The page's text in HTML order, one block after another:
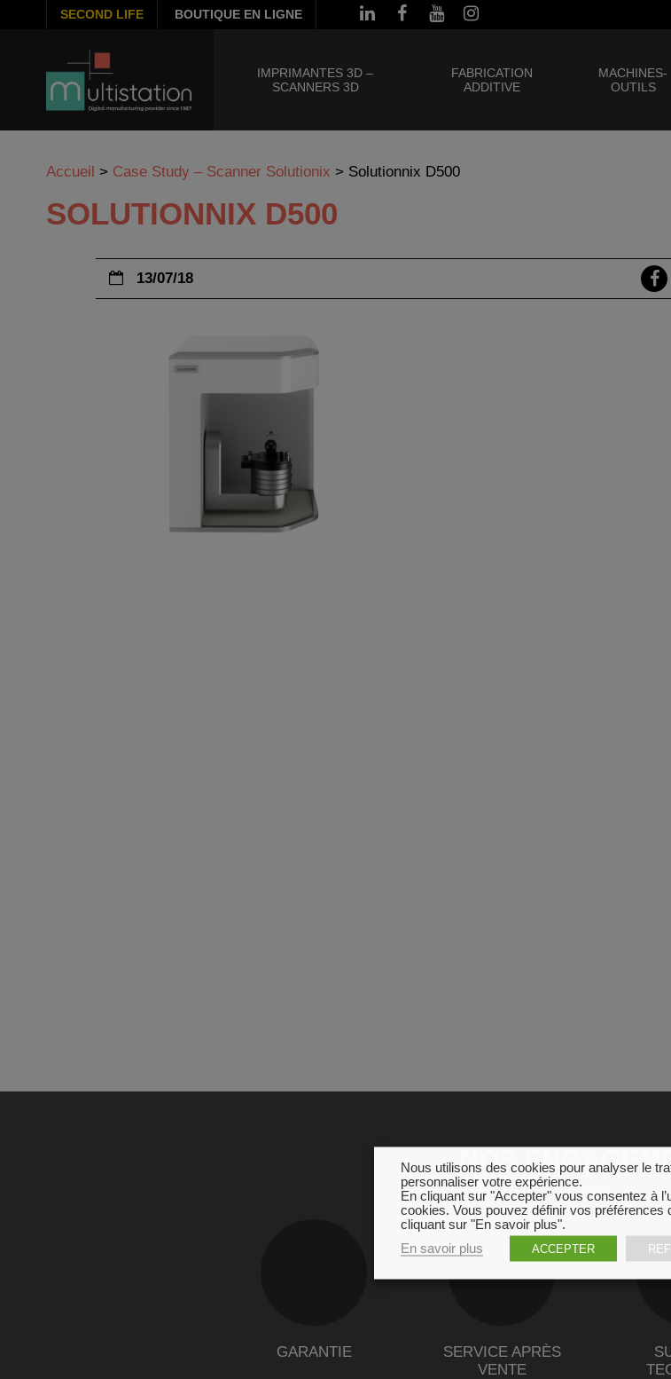
SECOND LIFE BOUTIQUE EN LIGNE
IMPRIMANTES 3D –
SCANNERS 3D
FABRICATION
ADDITIVE
MACHINES-
OUTILS
Accueil > Case Study – Scanner Solutionix > Solutionnix D500
SOLUTIONNIX D500
13/07/18
NOS
GARANTIE
SERVICE APRÈS
VENTE
Nous utilisons des cookies pour analyser le
personnaliser votre expérience.
En cliquant sur "Accepter" vous consentez à
cookies. Vous pouvez définir vos préférences
cliquant sur "En savoir plus".
En savoir plus
ACCEPTER